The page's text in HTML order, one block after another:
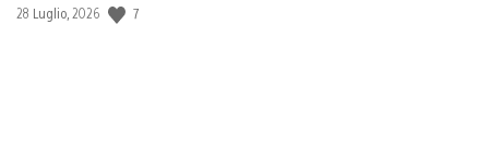
Data
28 Luglio, 2026 7